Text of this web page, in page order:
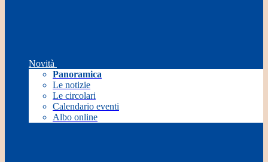
Novità
Panoramica
Le notizie
Le circolari
Calendario eventi
Albo online